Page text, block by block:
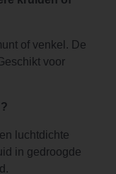
of venkel. De
voor
luchtdichte
in gedroogde